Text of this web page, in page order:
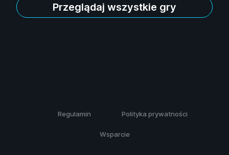
Przeglądaj wszystkie gry
Regulamin Polityka prywatności
Wsparcie